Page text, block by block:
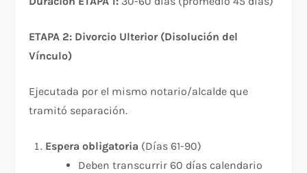
ETAPA 2: Divorcio Ulterior (Disolución del
Vínculo)
Ejecutada por el mismo notario/alcalde que
tramitó separación.​
Espera obligatoria (Días 61-90)
Deben transcurrir 60 días calendario